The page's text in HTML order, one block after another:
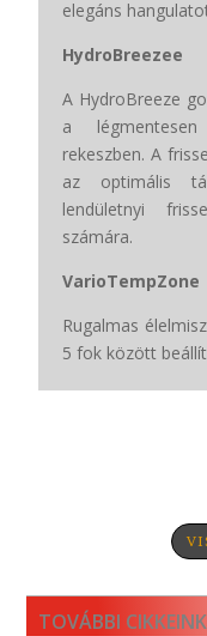
elegáns
HydroBreezee
A HydroBreeze
a légmentesen
rekeszben. A
az optimális
lendületnyi
számára.
VarioTempZone
Rugalmas
5 fok között
TOVÁBBI